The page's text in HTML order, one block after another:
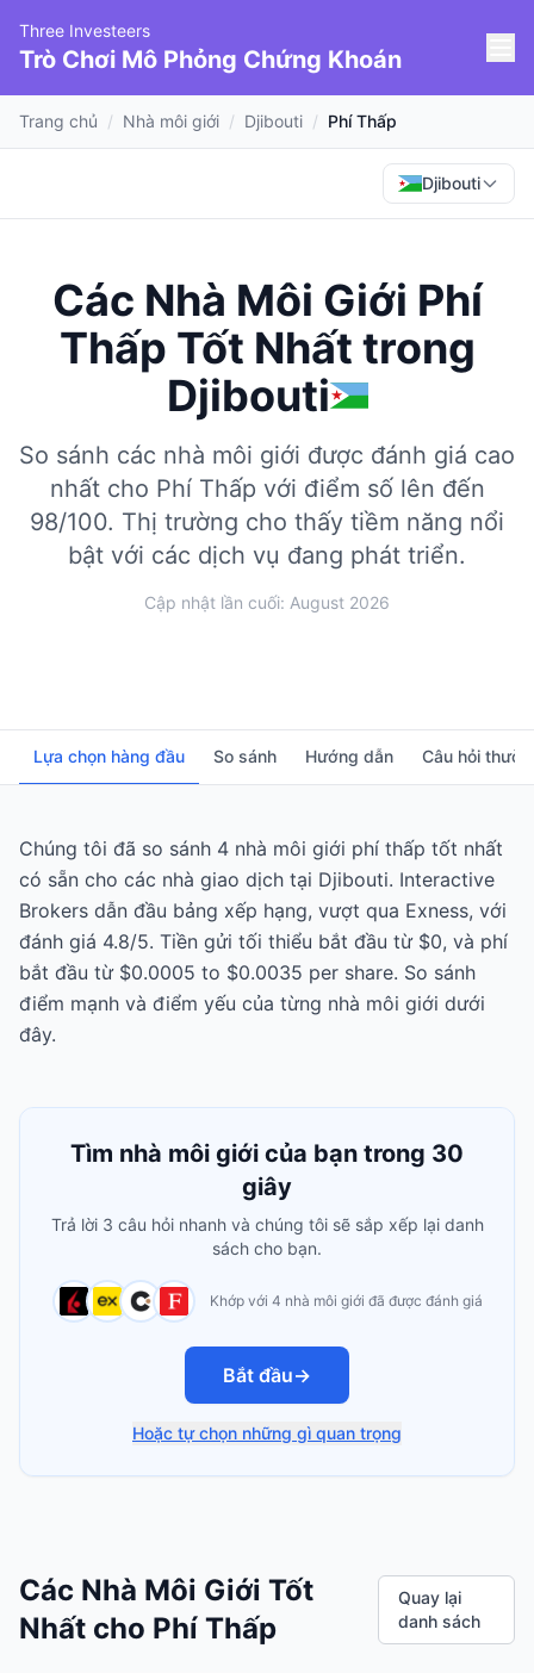
Three Investeers
Trò Chơi Mô Phỏng Chứng Khoán
Trang chủ / Nhà môi giới / Djibouti / Phí Thấp
Djibouti
Các Nhà Môi Giới Phí
Thấp Tốt Nhất trong
Djibouti
So sánh các nhà môi giới được đánh giá cao
nhất cho Phí Thấp với điểm số lên đến
98/100. Thị trường cho thấy tiềm năng nổi
bật với các dịch vụ đang phát triển.
Cập nhật lần cuối: August 2026
Lựa chọn hàng đầu So sánh Hướng dẫn Câu hỏi
Chúng tôi đã so sánh 4 nhà môi giới phí thấp tốt nhất
có sẵn cho các nhà giao dịch tại Djibouti. Interactive
Brokers dẫn đầu bảng xếp hạng, vượt qua Exness, với
đánh giá 4.8/5. Tiền gửi tối thiểu bắt đầu từ $0, và phí
bắt đầu từ $0.0005 to $0.0035 per share. So sánh
điểm mạnh và điểm yếu của từng nhà môi giới dưới
đây.
Tìm nhà môi giới của bạn trong 30
giây
Trả lời 3 câu hỏi nhanh và chúng tôi sẽ sắp xếp lại danh
sách cho bạn.
Khớp với 4 nhà môi giới đã được đánh giá
Bắt đầu→
Hoặc tự chọn những gì quan trọng
Các Nhà Môi Giới Tốt
Nhất cho Phí Thấp
Quay lại
danh sách